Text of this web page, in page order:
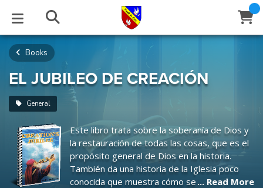
Posts
Series
Archive
Center
Stream
Us
of Beliefs
Us
Books
EL JUBILEO DE CREACIÓN
General
... Read More
Este libro trata sobre la soberanía de Dios y
la restauración de todas las cosas, que es el
propósito general de Dios en la historia.
También da una historia de la Iglesia poco
conocida que muestra cómo se perdieron
Email